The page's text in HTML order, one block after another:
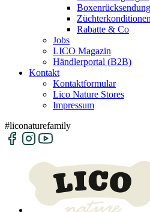
Boxenrücksendung
Züchterkonditionen
Rabatte & Co
Jobs
LICO Magazin
Händlerportal (B2B)
Kontakt
Kontaktformular
Lico Nature Stores
Impressum
#liconaturefamily